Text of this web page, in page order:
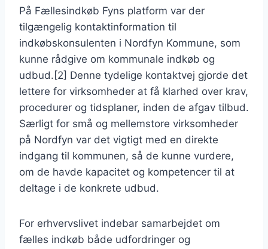
På Fællesindkøb Fyns platform var der
tilgængelig kontaktinformation til
indkøbskonsulenten i Nordfyn Kommune, som
kunne rådgive om kommunale indkøb og
udbud.[2] Denne tydelige kontaktvej gjorde det
lettere for virksomheder at få klarhed over krav,
procedurer og tidsplaner, inden de afgav tilbud.
Særligt for små og mellemstore virksomheder
på Nordfyn var det vigtigt med en direkte
indgang til kommunen, så de kunne vurdere,
om de havde kapacitet og kompetencer til at
deltage i de konkrete udbud.
For erhvervslivet indebar samarbejdet om
fælles indkøb både udfordringer og